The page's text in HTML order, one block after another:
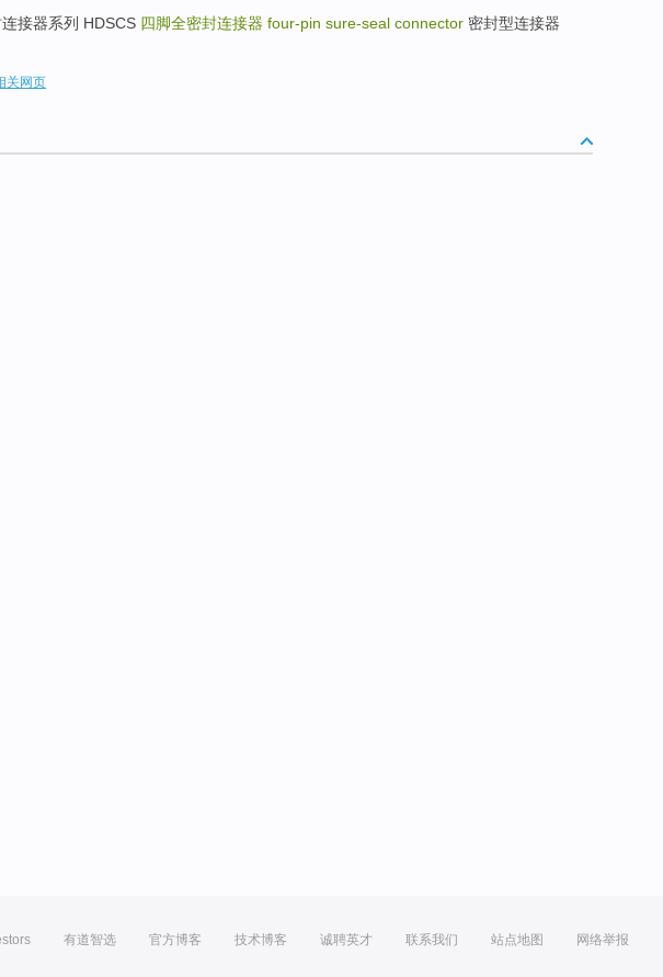
连接器系列 HDSCS 四脚全密封连接器 four-pin sure-seal connector 密封型连接器
关网页
有道智选 官方博客 技术博客 诚聘英才 联系我们 站点地图 网络举报